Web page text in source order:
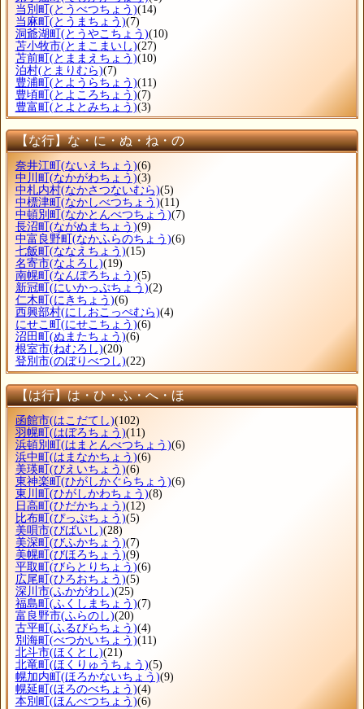
当別町(とうべつちょう)(14)
当麻町(とうまちょう)(7)
洞爺湖町(とうやこちょう)(10)
苫小牧市(とまこまいし)(27)
苫前町(とままえちょう)(10)
泊村(とまりむら)(7)
豊浦町(とようらちょう)(11)
豊頃町(とよころちょう)(7)
豊富町(とよとみちょう)(3)
【な行】な・に・ぬ・ね・の
奈井江町 (ないえちょう)(6)
中川町 (なかがわちょう)(3)
中札内村(なかさつないむら)(5)
中標津町 (なかしべつちょう)(11)
中頓別町 (なかとんべつちょう)(7)
長沼町 (ながぬまちょう)(9)
中富良野町 (なかふらのちょう)(6)
七飯町 (ななえちょう)(15)
名寄市(なよろし)(19)
南幌町 (なんぽろちょう)(5)
新冠町 (にいかっぷちょう)(2)
仁木町 (にきちょう)(6)
西興部村(にしおこっぺむら)(4)
にせこ町 (にせこちょう)(6)
沼田町 (ぬまたちょう)(6)
根室市(ねむろし)(20)
登別市(のぼりべつし)(22)
【は行】は・ひ・ふ・へ・ほ
函館市(はこだてし)(102)
羽幌町 (はぼろちょう)(11)
浜頓別町 (はまとんべつちょう)(6)
浜中町 (はまなかちょう)(6)
美瑛町 (びえいちょう)(6)
東神楽町 (ひがしかぐらちょう)(6)
東川町 (ひがしかわちょう)(8)
日高町 (ひだかちょう)(12)
比布町 (ぴっぷちょう)(5)
美唄市(びばいし)(28)
美深町 (びふかちょう)(7)
美幌町 (びほろちょう)(9)
平取町 (びらとりちょう)(6)
広尾町 (ひろおちょう)(5)
深川市(ふかがわし)(25)
福島町 (ふくしまちょう)(7)
富良野市(ふらのし)(20)
古平町 (ふるびらちょう)(4)
別海町 (べつかいちょう)(11)
北斗市(ほくとし)(21)
北竜町 (ほくりゅうちょう)(5)
幌加内町 (ほろかないちょう)(9)
幌延町 (ほろのべちょう)(4)
本別町 (ほんべつちょう)(6)